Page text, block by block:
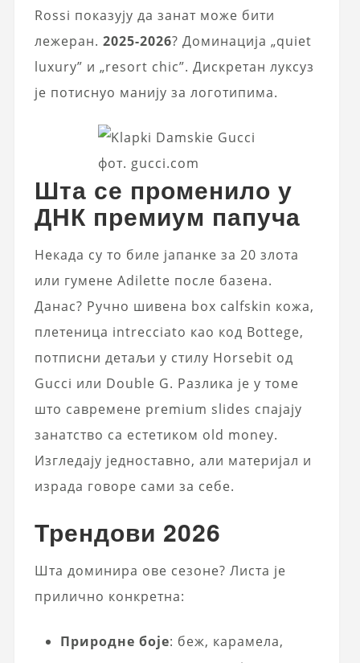
Rossi показују да занат може бити
лежеран. 2025-2026? Доминација „quiet
luxury” и „resort chic”. Дискретан луксуз
је потиснуо манију за логотипима.
фот. gucci.com
Шта се променило у
ДНК премиум папуча
Некада су то биле јапанке за 20 злота
или гумене Adilette после базена.
Данас? Ручно шивена box calfskin кожа,
плетеница intrecciato као код Bottege,
потписни детаљи у стилу Horsebit од
Gucci или Double G. Разлика је у томе
што савремене premium slides спајају
занатство са естетиком old money.
Изгледају једноставно, али материјал и
израда говоре сами за себе.
Трендови 2026
Шта доминира ове сезоне? Листа је
прилично конкретна:
Природне боје: беж, карамела,